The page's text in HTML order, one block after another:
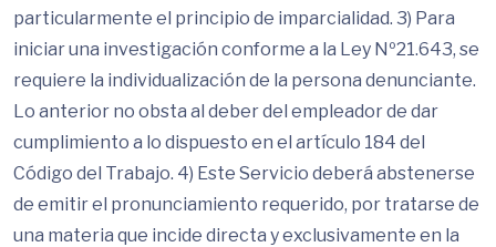
particularmente el principio de imparcialidad. 3) Para
iniciar una investigación conforme a la Ley Nº21.643, se
requiere la individualización de la persona denunciante.
Lo anterior no obsta al deber del empleador de dar
cumplimiento a lo dispuesto en el artículo 184 del
Código del Trabajo. 4) Este Servicio deberá abstenerse
de emitir el pronunciamiento requerido, por tratarse de
una materia que incide directa y exclusivamente en la